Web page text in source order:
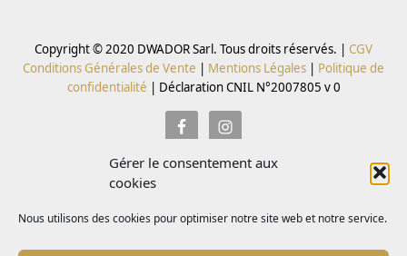
Gérer le consentement aux
cookies
Nous utilisons des cookies pour optimiser notre site web et notre service.
Copyright © 2020 DWADOR Sarl. Tous droits réservés. | CGV
Conditions Générales de Vente | Mentions Légales | Politique de
confidentialité | Déclaration CNIL N°2007805 v 0
Inscrivez vous à la Newsletter pour recevoir des codes
Email *